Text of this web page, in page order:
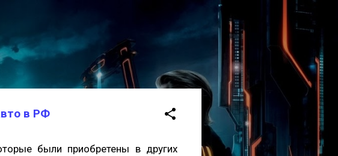
в РФ
были приобретены в других